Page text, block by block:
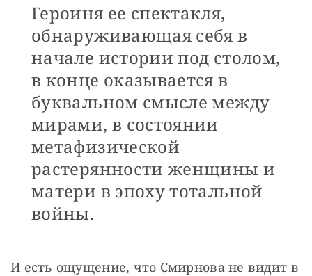
Героиня ее спектакля,
обнаруживающая себя в
начале истории под столом,
в конце оказывается в
буквальном смысле между
мирами, в состоянии
метафизической
растерянности женщины и
матери в эпоху тотальной
войны.
И есть ощущение, что Смирнова не видит в